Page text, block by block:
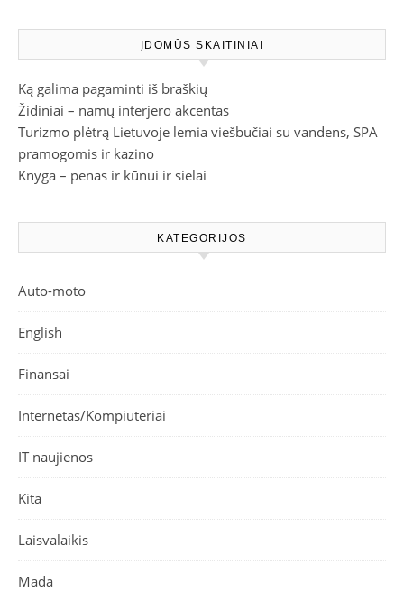
ĮDOMŪS SKAITINIAI
Ką galima pagaminti iš braškių
Židiniai – namų interjero akcentas
Turizmo plėtrą Lietuvoje lemia viešbučiai su vandens, SPA
pramogomis ir kazino
Knyga – penas ir kūnui ir sielai
KATEGORIJOS
Auto-moto
English
Finansai
Internetas/Kompiuteriai
IT naujienos
Kita
Laisvalaikis
Mada